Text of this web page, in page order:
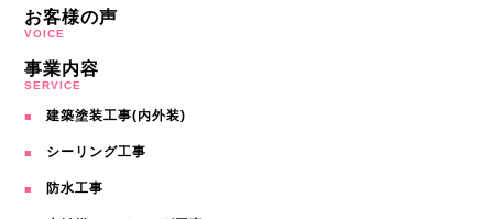
お客様の声
VOICE
事業内容
SERVICE
建築塗装工事(内外装)
シーリング工事
防水工事